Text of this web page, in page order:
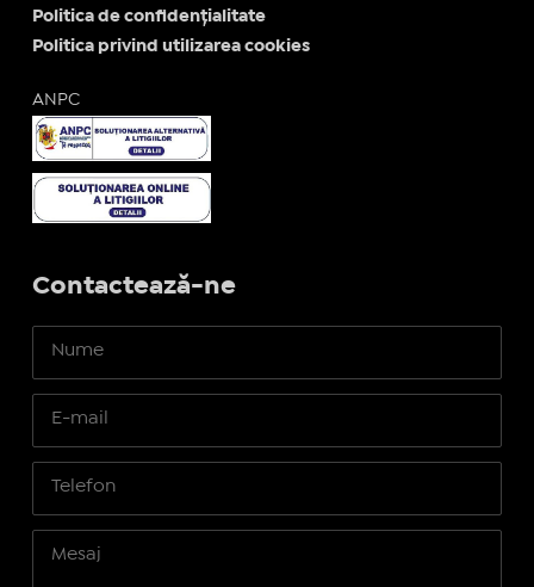
Politica de confidențialitate
Politica privind utilizarea cookies
ANPC
Contactează-ne